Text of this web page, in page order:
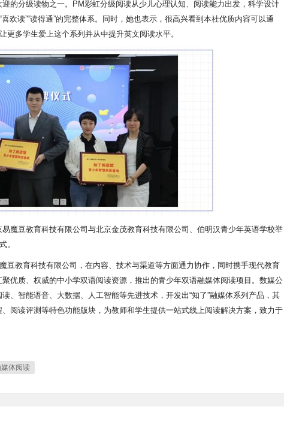
的分级读物之一。PM彩虹分级阅读从少儿心理认知、阅读能力出发，科学设计
欢读”“读得通”的完整体系。同时，她也表示，很高兴看到本社优质内容可以通
更多学生爱上这个系列并从中提升英文阅读水平。
魔豆教育科技有限公司与北京金茂教育科技有限公司、伯明汉青少年英语学校举
。
豆教育科技有限公司，在内容、技术与渠道等方面通力协作，同时携手现代教育
优质、权威的中小学双语阅读资源，推出的青少年双语融媒体阅读项目。数媒公
、智能语音、大数据、人工智能等先进技术，开发出“知了”融媒体系列产品，其
阅读评测等特色功能版块，为教师和学生提供一站式线上阅读解决方案，致力于
体阅读